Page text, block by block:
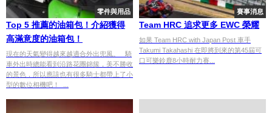
零件與用品
Top 5 推薦的油箱包！介紹獲得
高滿意度的油箱包！
現在的天氣變得越來越適合外出兜風。 騎
車外出時總能看到沿路花團錦簇，美不勝收
的景色，所以應該也有很多騎士都帶上了小
型的數位相機吧！ ...
賽事消息
Team HRC 追求更多 EWC 榮耀
如果 Team HRC with Japan Post 車手
Takumi Takahashi 在即將到來的第45屆可
口可樂鈴鹿8小時耐力賽...